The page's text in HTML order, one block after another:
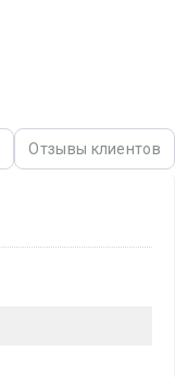
Отзывы клиентов